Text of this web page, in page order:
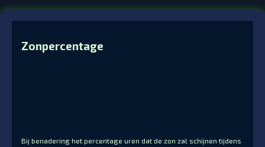
Zonpercentage
Bij benadering het percentage uren dat de zon zal schijnen tijdens